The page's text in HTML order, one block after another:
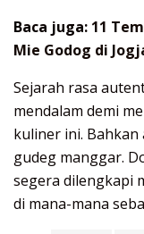
Baca juga: 11
Mie Godog di
Sejarah rasa
mendalam demi
kuliner ini.
gudeg manggar.
segera dilengkapi
di mana-mana